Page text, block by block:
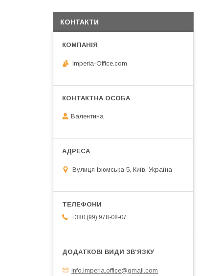
КОНТАКТИ
Imperia-Office.com
Валентина
Вулиця Ізюмська 5, Київ, Україна
+380 (99) 978-08-07
info.imperia.office@gmail.com